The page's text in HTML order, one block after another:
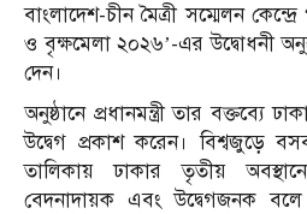
বাংলাদেশ-চীন মৈত্রী সম্মেলন
ও বৃক্ষমেলা ২০২৬’-এর উদ্বোধনী
দেন।
অনুষ্ঠানে প্রধানমন্ত্রী তার বক্তব্যে
উদ্বেগ প্রকাশ করেন। বিশ্বজুড়ে
তালিকায় ঢাকার তৃতীয়
বেদনাদায়ক এবং উদ্বেগজনক বলে